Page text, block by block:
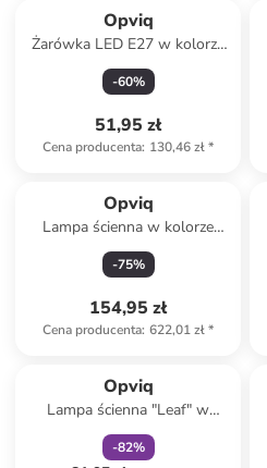
Opviq
Żarówka LED E27 w kolorze
ciepłej bieli - KEE F (A do G)
-60%
51,95 zł
Cena producenta: 130,46 zł*
Opviq
Lampa ścienna w kolorze
złoto-czarnym - 18 x 58 cm
-75%
154,95 zł
Cena producenta: 622,01 zł*
Opviq
Lampa ścienna "Leaf" w
kolorze złotym - 20 x 30 cm
-82%